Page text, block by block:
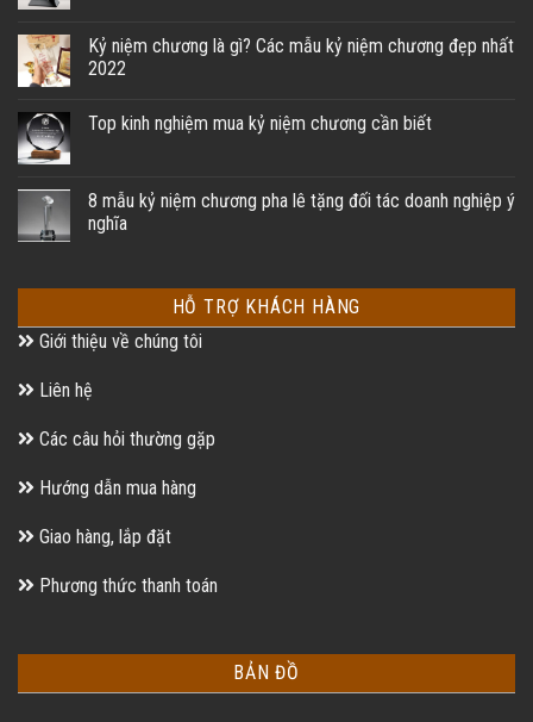
Kỷ niệm chương là gì? Các mẫu kỷ niệm chương đẹp nhất
2022
Top kinh nghiệm mua kỷ niệm chương cần biết
8 mẫu kỷ niệm chương pha lê tặng đối tác doanh nghiệp ý
nghĩa
HỖ TRỢ KHÁCH HÀNG
Giới thiệu về chúng tôi
Liên hệ
Các câu hỏi thường gặp
Hướng dẫn mua hàng
Giao hàng, lắp đặt
Phương thức thanh toán
BẢN ĐỒ